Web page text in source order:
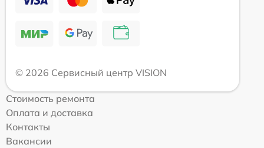
© 2026 Сервисный центр VISION
Стоимость ремонта
Оплата и доставка
Контакты
Вакансии